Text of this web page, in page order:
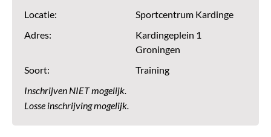
Locatie:
Sportcentrum Kardinge
Adres:
Kardingeplein 1
Groningen
Soort:
Training
Inschrijven NIET mogelijk.
Losse inschrijving mogelijk.